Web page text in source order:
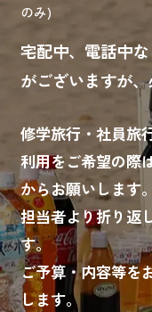
のみ)
宅配中、電話中
がございますが
修学旅行・社員旅
利用をご希望の際
からお願いします。
担当者より折り返
す。
ご予算・内容等を
します。